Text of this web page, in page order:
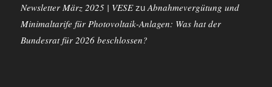
Newsletter März 2025 | VESEzu Abnahmevergütung und
Minimaltarife für Photovoltaik-Anlagen: Was hat der
Bundesrat für 2026 beschlossen?